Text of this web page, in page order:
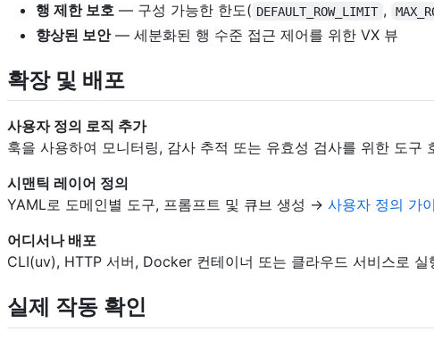
행 제한 보호 — 구성 가능한 한도( DEFAULT_ROW_LIMIT ,
향상된 보안— 세분화된 행 수준 접근 제어를 위한 VX 뷰
확장 및 배포
사용자 정의 로직 추가
훅을 사용하여 모니터링, 감사 추적 또는 유효성 검사를 위한 도구
시맨틱 레이어 정의
YAML로 도메인별 도구, 프롬프트 및 큐브 생성 → 사용자 정의 가
어디서나 배포
CLI(uv), HTTP 서버, Docker 컨테이너 또는 클라우드 서비스로
실제 작동 확인